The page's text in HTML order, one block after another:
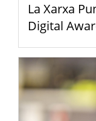
La Xarxa
Digital